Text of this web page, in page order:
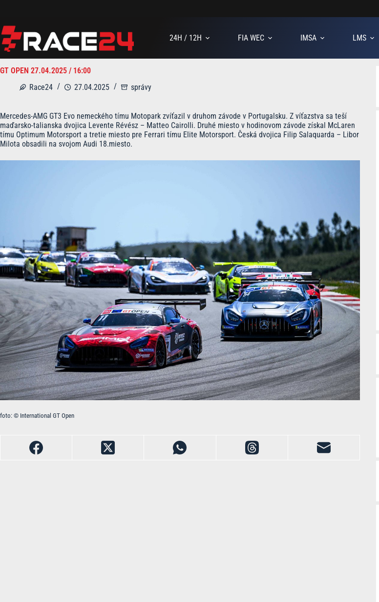
24H / 12H
FIA WEC IMSA LMS
GT OPEN 27.04.2025 / 16:00
Race24
27.04.2025 správy
Mercedes-AMG GT3 Evo nemeckého tímu Motopark zvíťazil v druhom závode v Portugalsku. Z víťazstva sa teší
maďarsko-talianska dvojica Levente Révész – Matteo Cairolli. Druhé miesto v hodinovom závode získal McLaren
tímu Optimum Motorsport a tretie miesto pre Ferrari tímu Elite Motorsport. Česká dvojica Filip Salaquarda – Libor
Milota obsadili na svojom Audi 18.miesto.
foto: © International GT Open